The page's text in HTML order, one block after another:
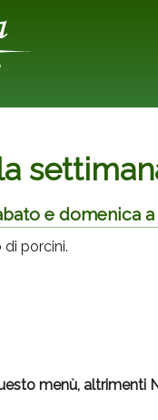
e domenica
porcini.
menù, altrimenti